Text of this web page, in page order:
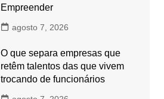
Empreender
agosto 7, 2026
O que separa empresas que
retêm talentos das que vivem
trocando de funcionários